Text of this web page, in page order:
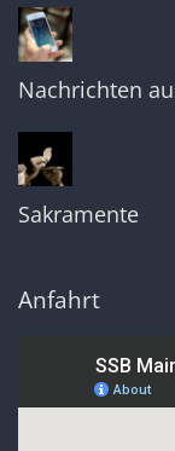
Nachrichten
Sakramente
Anfahrt